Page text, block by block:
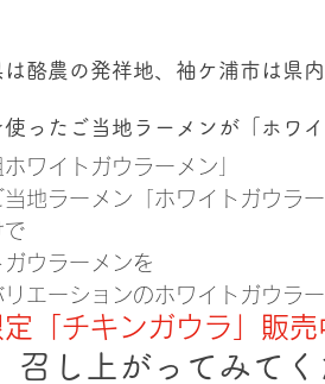
酪農の発祥地、袖ケ浦市は県
使ったご当地ラーメンが「ホワ
ワイトガウラーメン」
地ラーメン「ホワイトガウラ
で
ガウラーメンを
エーションのホワイトガウラ
「チキンガウラ」販売
召し上がってみてく